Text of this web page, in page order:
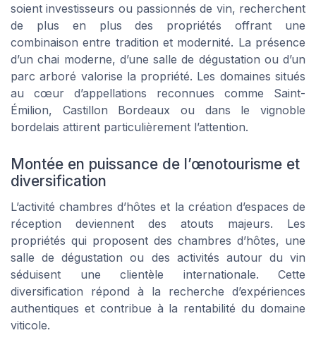
soient investisseurs ou passionnés de vin, recherchent
de plus en plus des propriétés offrant une
combinaison entre tradition et modernité. La présence
d’un chai moderne, d’une salle de dégustation ou d’un
parc arboré valorise la propriété. Les domaines situés
au cœur d’appellations reconnues comme Saint-
Émilion, Castillon Bordeaux ou dans le vignoble
bordelais attirent particulièrement l’attention.
Montée en puissance de l’œnotourisme et
diversification
L’activité chambres d’hôtes et la création d’espaces de
réception deviennent des atouts majeurs. Les
propriétés qui proposent des chambres d’hôtes, une
salle de dégustation ou des activités autour du vin
séduisent une clientèle internationale. Cette
diversification répond à la recherche d’expériences
authentiques et contribue à la rentabilité du domaine
viticole.